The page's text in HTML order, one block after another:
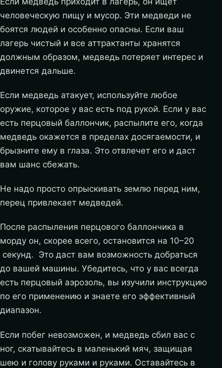
человеческую пищу и мусор. Эти медведи не
боятся людей и особенно опасны. Если ваш
лагерь чистый и все аттрактанты хранятся
должным образом, медведь потеряет интерес и
двинется дальше.
Если медведь атакует, используйте любое
оружие, которое у вас есть под рукой. Если у вас
есть перцовый баллончик, распылите его, когда
медведь окажется в пределах досягаемости, и
брызните ему в глаза. Это отвлечет его и даст
вам шанс сбежать.
Не надо просто опрыскивать землю перед ним,
перец привлекает медведей.
После распыления перцового баллончика в
морду он, скорее всего, остановится на 10–20
секунд. Это даст вам возможность добраться
до вашей машины. Убедитесь, что у вас всегда
есть перцовый аэрозоль, вы изучили инструкцию
по его применению и знаете его эффективный
диапазон.
Если побег невозможен, и медведь сбил вас с
ног, скатывайтесь в маленький мяч, защищая
шею и голову руками и руками. Оставайтесь в